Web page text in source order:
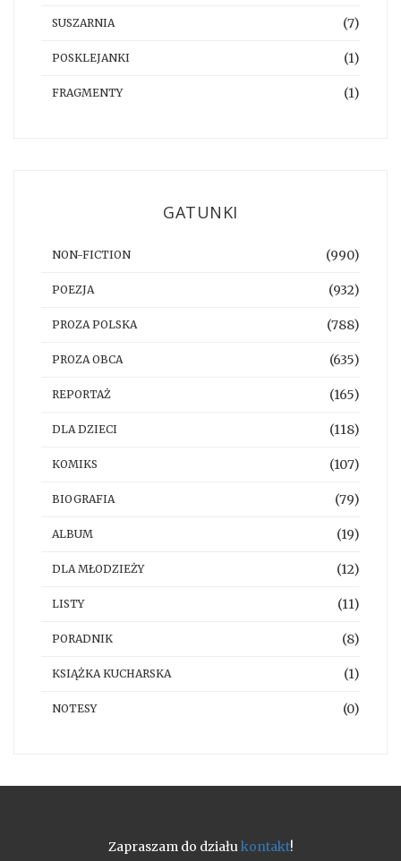
SUSZARNIA (7)
POSKLEJANKI (1)
FRAGMENTY (1)
GATUNKI
NON-FICTION (990)
POEZJA (932)
PROZA POLSKA (788)
PROZA OBCA (635)
REPORTAŻ (165)
DLA DZIECI (118)
KOMIKS (107)
BIOGRAFIA (79)
ALBUM (19)
DLA MŁODZIEŻY (12)
LISTY (11)
PORADNIK (8)
KSIĄŻKA KUCHARSKA (1)
NOTESY (0)
Zapraszam do działukontakt!